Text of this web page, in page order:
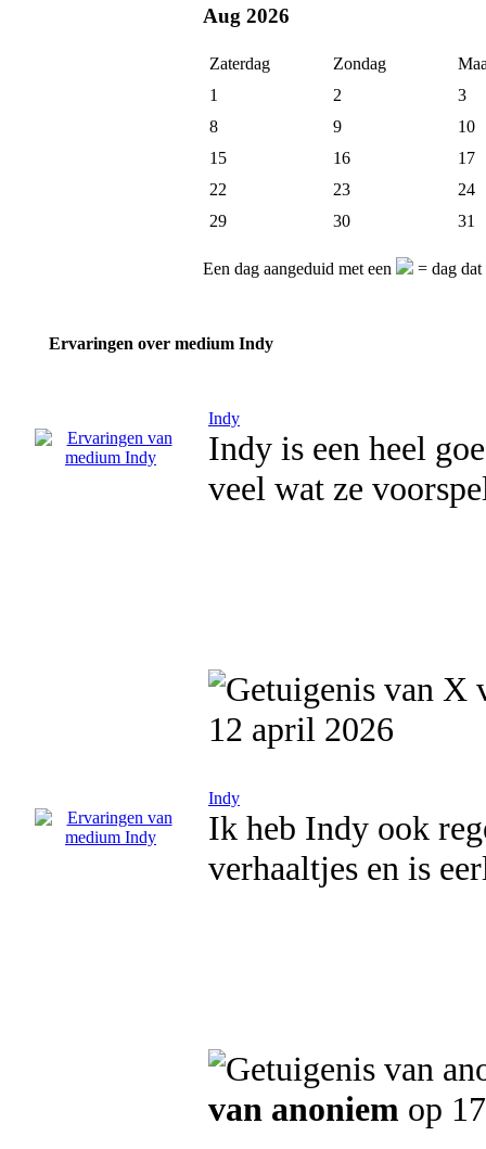
Aug 2026
Zaterdag Zondag
1
2
3
8
9
10
15
16
17
22
23
24
29
30 31
Een dag aangeduid met een = dag
Ervaringen over medium Indy
Indy
Indy is een heel
veel wat ze
12 april 2026
Indy
Ik heb Indy ook
verhaaltjes en is
van anoniem op